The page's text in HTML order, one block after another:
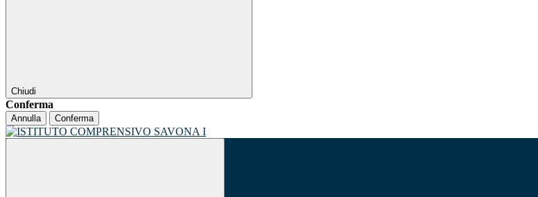
Chiudi
Conferma
Annulla Conferma